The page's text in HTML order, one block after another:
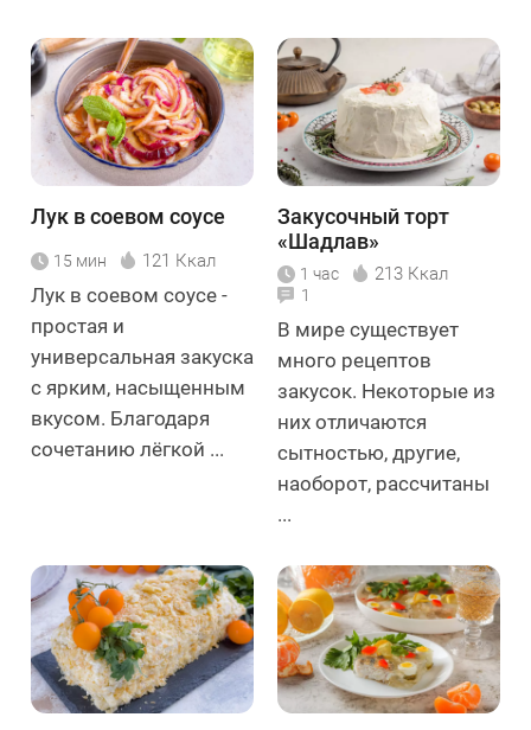
Лук в соевом соусе
15 мин 121 Ккал
Лук в соевом соусе -
простая и
универсальная закуска
с ярким, насыщенным
вкусом. Благодаря
сочетанию лёгкой ...
Закусочный торт
«Шадлав»
1 час 213 Ккал
1
В мире существует
много рецептов
закусок. Некоторые из
них отличаются
сытностью, другие,
наоборот, рассчитаны
...